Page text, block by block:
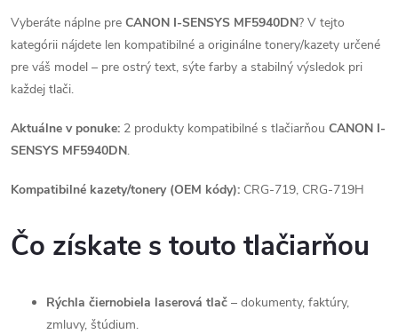
Vyberáte náplne pre CANON I-SENSYS MF5940DN? V tejto
kategórii nájdete len kompatibilné a originálne tonery/kazety určené
pre váš model – pre ostrý text, sýte farby a stabilný výsledok pri
každej tlači.
Aktuálne v ponuke: 2 produkty kompatibilné s tlačiarňou CANON I-
SENSYS MF5940DN.
Kompatibilné kazety/tonery (OEM kódy): CRG-719, CRG-719H
Čo získate s touto tlačiarňou
Rýchla čiernobiela laserová tlač – dokumenty, faktúry,
zmluvy, štúdium.